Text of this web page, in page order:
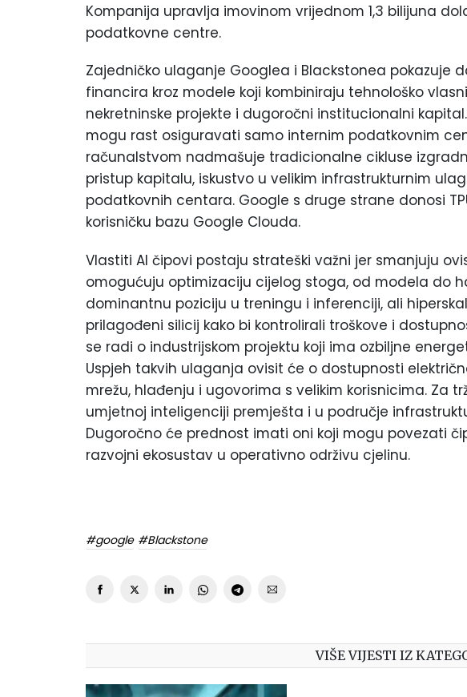
Kompanija upravlja imovinom vrijednom 1,3 bilijuna
podatkovne centre.
Zajedničko ulaganje Googlea i Blackstonea pokazuje
financira kroz modele koji kombiniraju tehnološko
nekretninske projekte i dugoročni institucionalni
mogu rast osiguravati samo internim podatkovnim
računalstvom nadmašuje tradicionalne cikluse
pristup kapitalu, iskustvo u velikim infrastrukturnim
podatkovnih centara. Google s druge strane donosi
korisničku bazu Google Clouda.
Vlastiti AI čipovi postaju strateški važni jer smanjuju
omogućuju optimizaciju cijelog stoga, od modela do
dominantnu poziciju u treningu i inferenciji, ali
prilagođeni silicij kako bi kontrolirali troškove i
se radi o industrijskom projektu koji ima ozbiljne
Uspjeh takvih ulaganja ovisit će o dostupnosti
mrežu, hlađenju i ugovorima s velikim korisnicima. Za
umjetnoj inteligenciji premješta i u područje
Dugoročno će prednost imati oni koji mogu povezati
razvojni ekosustav u operativno održivu cjelinu.
#google #Blackstone
VIŠE VIJESTI IZ